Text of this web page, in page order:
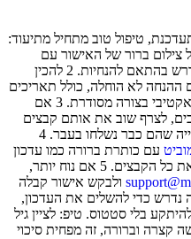
טיפול טוב מתחיל מתיעוד:
צילום ברור של האישור עם
ברקוד אם קיים, ותיעוד זהות נדרש בהתאם להנחיות. 2 להכין
ההנחה לא הוחלה, כולל תאריכים
וסכומים, כדי לבקש החזר רטרואקטיבי בצורה מסודרת. 3 אם
לצרף שוב את אותם קבצים
ולוודא שהם קריאים, ולציין בפנייה שהם כבר נשלחו בעבר. 4
עם כותרת ברורה כמו עדכון
זכאות והחזר תשלומים, ולצרף את כל הקבצים. 5 אם נוח יותר,
ולבקש אישור קבלה
מה נדרש כדי להשלים את העדכון,
בלי סטטוס. טיפ: לציין גיל
קצרה וברורה, זה מפחית סיכוי